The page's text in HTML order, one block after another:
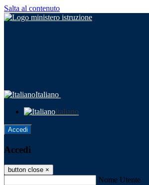
Salta al contenuto
Italiano
Italiano
Accedi
Accedi
button close ×
Nome Utente